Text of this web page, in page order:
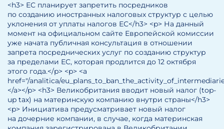
<h3> ЕС планирует запретить посредников
по созданию иностранных налоговых структур с целью
уклонения от уплаты налогов ЕС</h3> <p> На данный
момент на официальном сайте Европейской комиссии
уже начата публичная консультация в отношении
запрета посреднических услуг по созданию структур
за пределами ЕС, которая продлится до 12 октября
этого года.</p> <p> <a
href="/analitica/
</a></p> <h3> Великобритания вводит новый налог (top-
up tax) на материнскую компанию внутри страны</h3>
<p> Инициатива предусматривает новый налог
на дочерние компании, в случае, когда материнская